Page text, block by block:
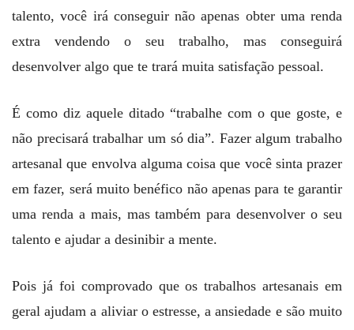
talento, você irá conseguir não apenas obter uma renda
extra vendendo o seu trabalho, mas conseguirá
desenvolver algo que te trará muita satisfação pessoal.
É como diz aquele ditado “trabalhe com o que goste, e
não precisará trabalhar um só dia”. Fazer algum trabalho
artesanal que envolva alguma coisa que você sinta prazer
em fazer, será muito benéfico não apenas para te garantir
uma renda a mais, mas também para desenvolver o seu
talento e ajudar a desinibir a mente.
Pois já foi comprovado que os trabalhos artesanais em
geral ajudam a aliviar o estresse, a ansiedade e são muito